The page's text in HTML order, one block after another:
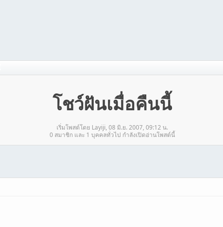
โชว์ฝันเมื่อคืนนี้
เริ่มโพสต์โดย Layiji, 08 มิ.ย. 2007, 09:12 น.
0 สมาชิก และ 1 บุคคลทั่วไป กำลังเปิดอ่านโพสต์นี้